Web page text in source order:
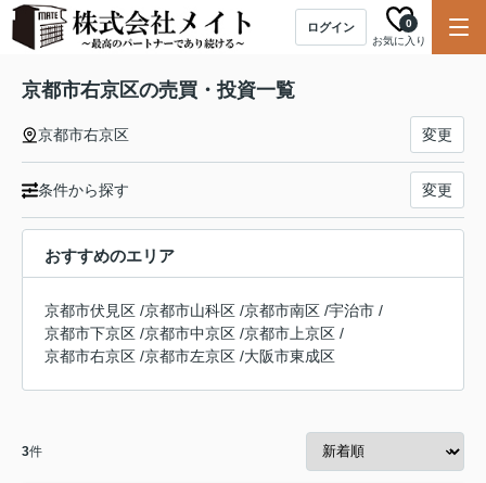
ログイン
お気に入り
0
京都市右京区の売買・投資一覧
京都市右京区 変更
条件から探す 変更
おすすめのエリア
京都市伏見区 /京都市山科区 /京都市南区 /宇治市 /
京都市下京区 /京都市中京区 /京都市上京区 /
京都市右京区 /京都市左京区 /大阪市東成区
3件